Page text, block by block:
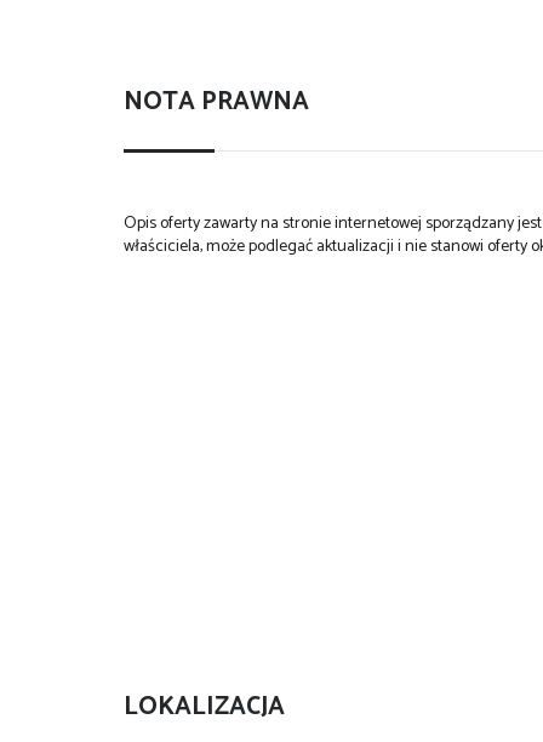
NOTA PRAWNA
Opis oferty zawarty na stronie internetowej sporządzany
właściciela, może podlegać aktualizacji i nie stanowi oferty
LOKALIZACJA